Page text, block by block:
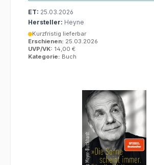
ET: 25.03.2026
Hersteller: Heyne
Kurzfristig lieferbar
Erschienen: 25.03.2026
UVP/VK: 14,00 €
Kategorie: Buch